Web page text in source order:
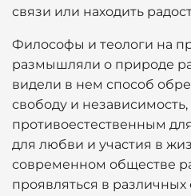
связи или находить
Философы и теологи на
размышляли о природе
видели в нем способ
свободу и
противоестественным
для любви и участия в
современном обществе
проявляться в различных